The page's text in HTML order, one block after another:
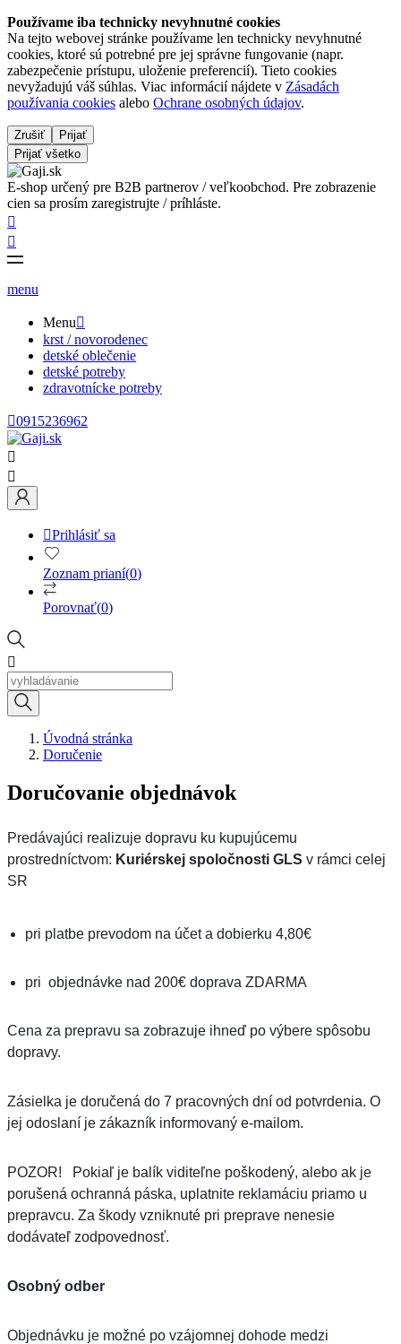
Používame iba technicky nevyhnutné cookies
Na tejto webovej stránke používame len technicky nevyhnutné
cookies, ktoré sú potrebné pre jej správne fungovanie (napr.
zabezpečenie prístupu, uloženie preferencií). Tieto cookies
nevyžadujú váš súhlas. Viac informácií nájdete v Zásadách
používania cookies alebo Ochrane osobných údajov.
Zrušiť
Prijať
Prijať všetko
E-shop určený pre B2B partnerov / veľkoobchod. Pre zobrazenie
cien sa prosím zaregistrujte / príhláste.


menu
Menu
krst / novorodenec
detské oblečenie
detské potreby
zdravotnícke potreby
0915236962


Prihlásiť sa
Zoznam prianí(0)
Porovnať(0)

Úvodná stránka
Doručenie
Doručovanie objednávok
Predávajúci realizuje dopravu ku kupujúcemu
prostredníctvom: Kuriérskej spoločnosti GLS v rámci celej
SR
pri platbe prevodom na účet a dobierku 4,80€
pri objednávke nad 200€ doprava ZDARMA
Cena za prepravu sa zobrazuje ihneď po výbere spôsobu
dopravy.
Zásielka je doručená do 7 pracovných dní od potvrdenia. O
jej odoslaní je zákazník informovaný e-mailom.
POZOR! Pokiaľ je balík viditeľne poškodený, alebo ak je
porušená ochranná páska, uplatnite reklamáciu priamo u
prepravcu. Za škody vzniknuté pri preprave nenesie
dodávateľ zodpovednosť.
Osobný odber
Objednávku je možné po vzájomnej dohode medzi